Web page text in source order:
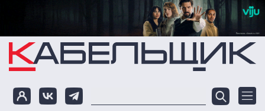
Перейти к основному содержанию